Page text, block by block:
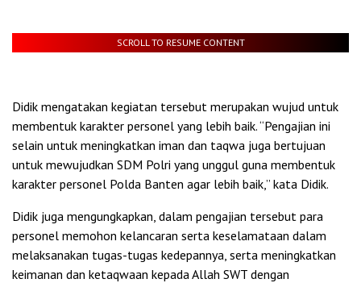
SCROLL TO RESUME CONTENT
Didik mengatakan kegiatan tersebut merupakan wujud untuk
membentuk karakter personel yang lebih baik. “Pengajian ini
selain untuk meningkatkan iman dan taqwa juga bertujuan
untuk mewujudkan SDM Polri yang unggul guna membentuk
karakter personel Polda Banten agar lebih baik,” kata Didik.
Didik juga mengungkapkan, dalam pengajian tersebut para
personel memohon kelancaran serta keselamataan dalam
melaksanakan tugas-tugas kedepannya, serta meningkatkan
keimanan dan ketaqwaan kepada Allah SWT dengan